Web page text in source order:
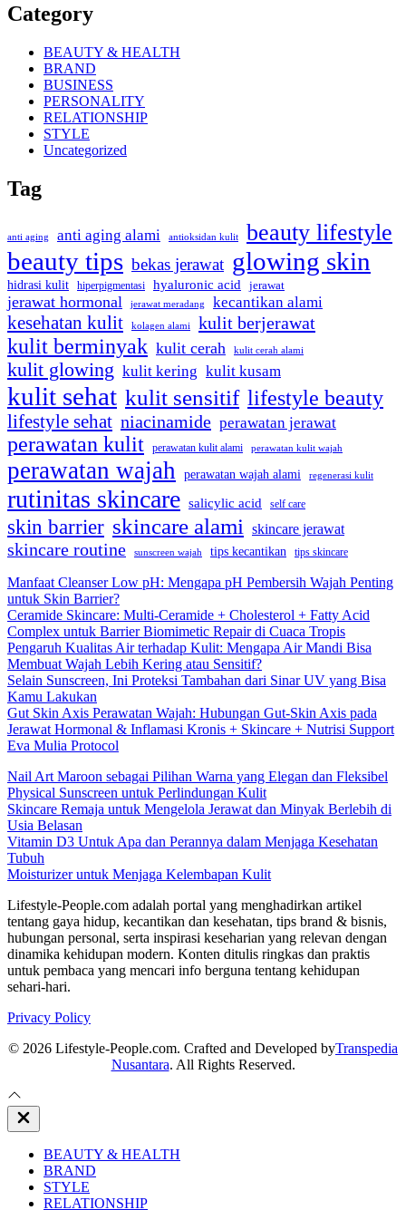
Category
BEAUTY & HEALTH
BRAND
BUSINESS
PERSONALITY
RELATIONSHIP
STYLE
Uncategorized
Tag
anti aging anti aging alami antioksidan kulit beauty lifestyle
beauty tips bekas jerawat glowing skin
hidrasi kulit hiperpigmentasi hyaluronic acid jerawat
jerawat hormonal jerawat meradang kecantikan alami
kesehatan kulit kolagen alami kulit berjerawat
kulit berminyak kulit cerah kulit cerah alami
kulit glowing kulit kering kulit kusam
kulit sehat kulit sensitif lifestyle beauty
lifestyle sehat niacinamide perawatan jerawat
perawatan kulit perawatan kulit alami perawatan kulit wajah
perawatan wajah perawatan wajah alami regenerasi kulit
rutinitas skincare salicylic acid self care
skin barrier skincare alami skincare jerawat
skincare routine sunscreen wajah tips kecantikan tips skincare
Manfaat Cleanser Low pH: Mengapa pH Pembersih Wajah Penting
untuk Skin Barrier?
Ceramide Skincare: Multi-Ceramide + Cholesterol + Fatty Acid
Complex untuk Barrier Biomimetic Repair di Cuaca Tropis
Pengaruh Kualitas Air terhadap Kulit: Mengapa Air Mandi Bisa
Membuat Wajah Lebih Kering atau Sensitif?
Selain Sunscreen, Ini Proteksi Tambahan dari Sinar UV yang Bisa
Kamu Lakukan
Gut Skin Axis Perawatan Wajah: Hubungan Gut-Skin Axis pada
Jerawat Hormonal & Inflamasi Kronis + Skincare + Nutrisi Support
Eva Mulia Protocol
Nail Art Maroon sebagai Pilihan Warna yang Elegan dan Fleksibel
Physical Sunscreen untuk Perlindungan Kulit
Skincare Remaja untuk Mengelola Jerawat dan Minyak Berlebih di
Usia Belasan
Vitamin D3 Untuk Apa dan Perannya dalam Menjaga Kesehatan
Tubuh
Moisturizer untuk Menjaga Kelembapan Kulit
Lifestyle-People.com adalah portal yang menghadirkan artikel
tentang gaya hidup, kecantikan dan kesehatan, tips brand & bisnis,
hubungan personal, serta inspirasi keseharian yang relevan dengan
dinamika kehidupan modern. Konten ditulis ringkas dan praktis
untuk pembaca yang mencari info berguna tentang kehidupan
sehari-hari.
Privacy Policy
© 2026 Lifestyle-People.com. Crafted and Developed byTranspedia
Nusantara. All Rights Reserved.
Close
Off
BEAUTY & HEALTH
BRAND
STYLE
RELATIONSHIP